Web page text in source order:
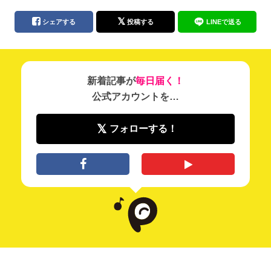
シェアする 投稿する LINEで送る
新着記事が毎日届く！
公式アカウントを…
フォローする！